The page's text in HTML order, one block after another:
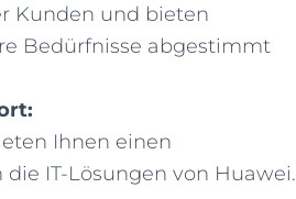
Kunden und bieten
Bedürfnisse abgestimmt
Ihnen einen
IT-Lösungen von Huawei.